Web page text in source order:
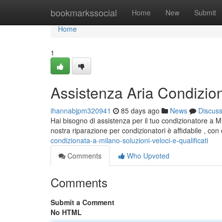
bookmarkssocial Home New Submit
Home
Home
1
Assistenza Aria
ihannabjpm320941 85 days ago News
Discuss
Hai bisogno di assistenza per il tuo condizionatore a
nostra riparazione per condizionatori è affidabile ,
condizionata-a-milano-soluzioni-veloci-e-qualificati
Comments
Who Upvoted
Comments
Submit a Comment
No HTML